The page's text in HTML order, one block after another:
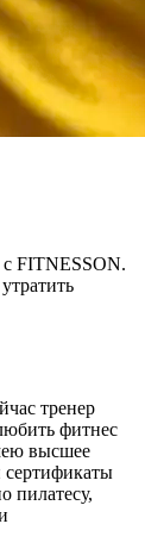
с FITNESSON.
тренер
фитнес
высшее
сертификаты
пилатесу,